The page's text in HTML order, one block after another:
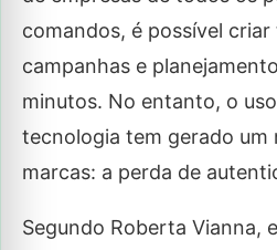
comandos, é possível
campanhas e
minutos. No entanto, o
tecnologia tem gerado um
marcas: a perda de
Segundo Roberta Vianna,